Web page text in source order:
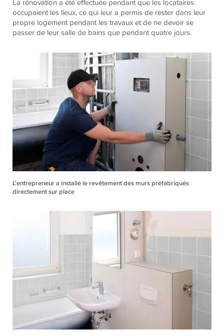
La rénovation a été effectuée pendant que les locataires
occupaient les lieux, ce qui leur a permis de rester dans leur
propre logement pendant les travaux et de ne devoir se
passer de leur salle de bains que pendant quatre jours.
L'entrepreneur a installé le revêtement des murs préfabriqués
directement sur place